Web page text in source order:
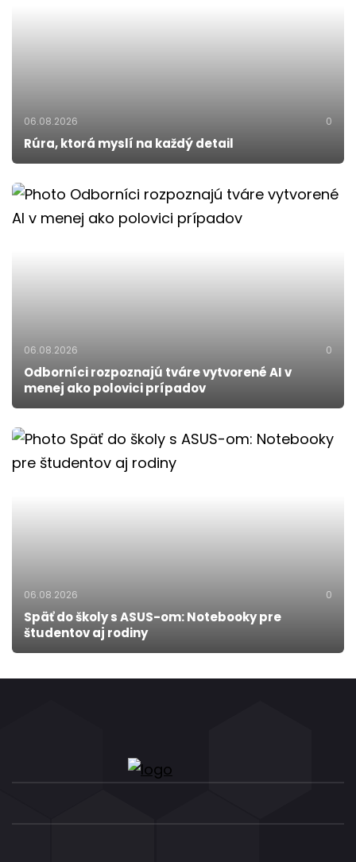
06.08.2026 0
Rúra, ktorá myslí na každý detail
06.08.2026 0
Odborníci rozpoznajú tváre vytvorené AI v
menej ako polovici prípadov
06.08.2026 0
Späť do školy s ASUS-om: Notebooky pre
študentov aj rodiny